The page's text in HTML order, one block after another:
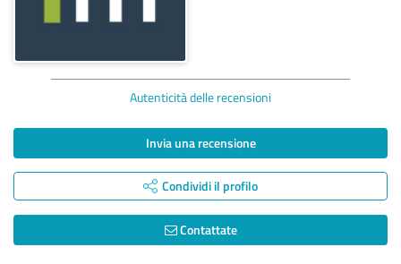
Autenticità delle recensioni
Invia una recensione
Condividi il profilo
Contattate